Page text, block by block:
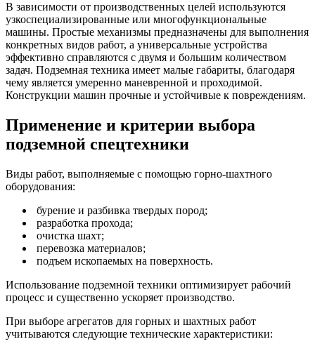
В зависимости от производственных целей используются
узкоспециализированные или многофункциональные
машины. Простые механизмы предназначены для выполнения
конкретных видов работ, а универсальные устройства
эффективно справляются с двумя и большим количеством
задач. Подземная техника имеет малые габариты, благодаря
чему является умеренно маневренной и проходимой.
Конструкции машин прочные и устойчивые к повреждениям.
Применение и критерии выбора
подземной спецтехники
Виды работ, выполняемые с помощью горно-шахтного
оборудования:
бурение и разбивка твердых пород;
разработка прохода;
очистка шахт;
перевозка материалов;
подъем ископаемых на поверхность.
Использование подземной техники оптимизирует рабочий
процесс и существенно ускоряет производство.
При выборе агрегатов для горных и шахтных работ
учитываются следующие технические характеристики: